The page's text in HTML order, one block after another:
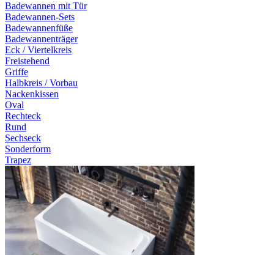
Badewannen mit Tür
Badewannen-Sets
Badewannenfüße
Badewannenträger
Eck / Viertelkreis
Freistehend
Griffe
Halbkreis / Vorbau
Nackenkissen
Oval
Rechteck
Rund
Sechseck
Sonderform
Trapez